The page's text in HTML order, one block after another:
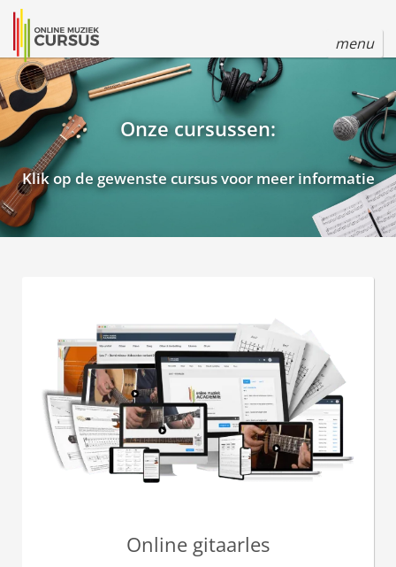
menu
Onze cursussen:
Klik op de gewenste cursus voor meer informatie
Online gitaarles